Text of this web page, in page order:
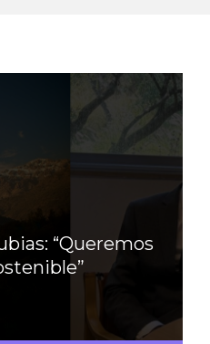
“Queremos